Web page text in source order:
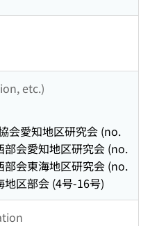
etc.)
会愛知地区研究会 (no.
会愛知地区研究会 (no.
会東海地区研究会 (no.
区部会 (4号-16号)